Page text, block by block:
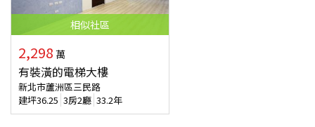
相似社區
2,298 萬
有裝潢的電梯大樓
新北市蘆洲區三民路
建坪36.25 3房2廳 33.2年